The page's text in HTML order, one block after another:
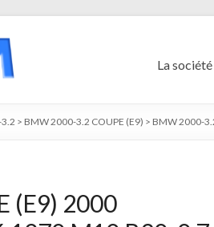
La société
> BMW 2000-3.2 COUPE (E9) > BMW 2000-
(E9) 2000